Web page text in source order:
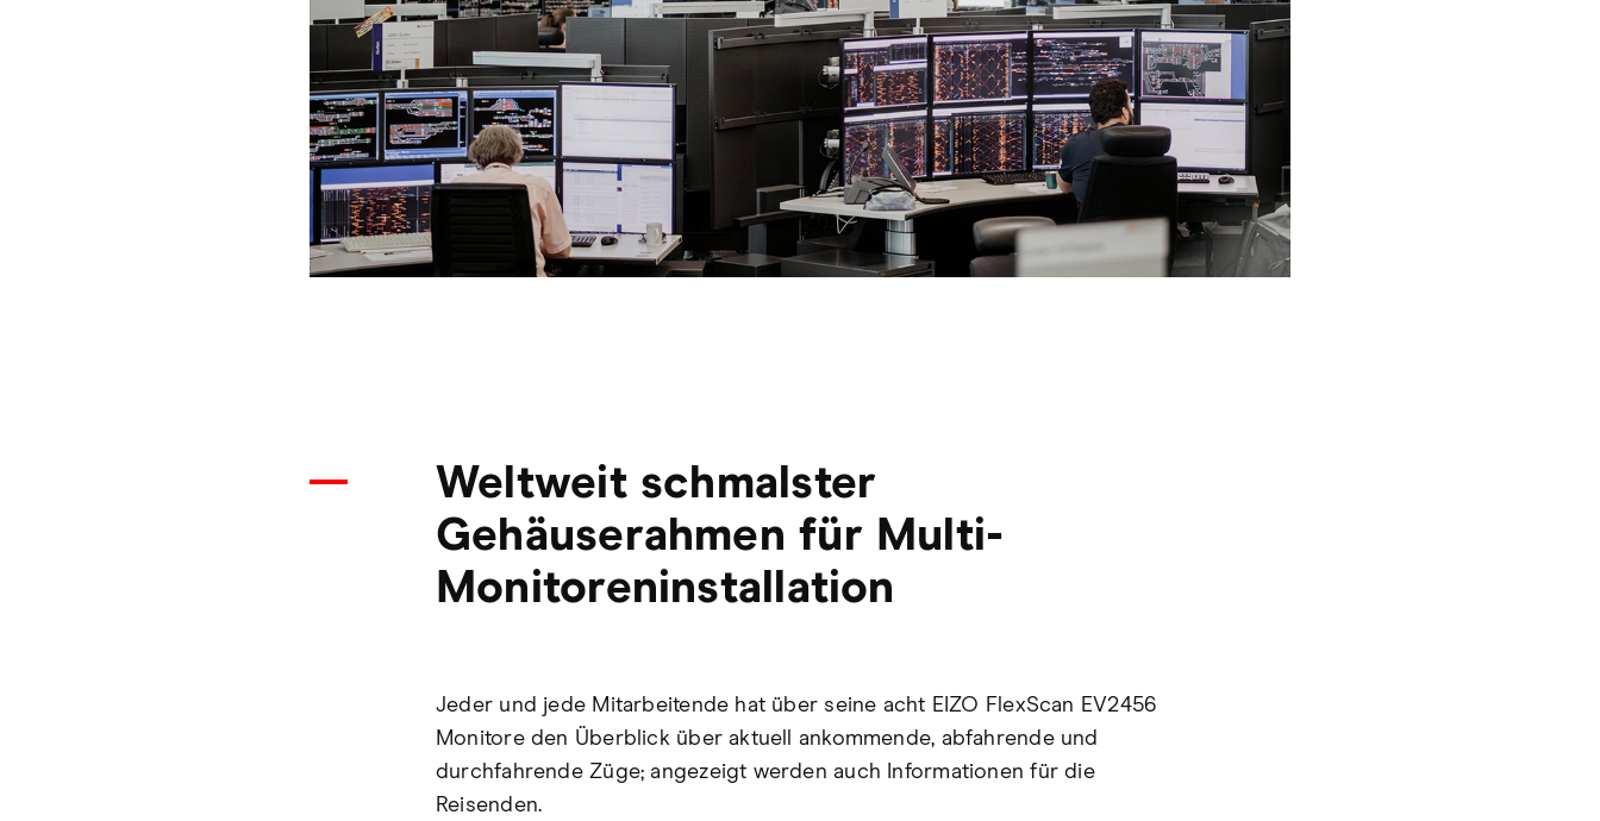
Weltweit schmalster
Gehäuserahmen für Multi-
Monitoreninstallation
Jeder und jede Mitarbeitende hat über seine acht EIZO FlexScan EV2456
Monitore den Überblick über aktuell ankommende, abfahrende und
durchfahrende Züge; angezeigt werden auch Informationen für die
Reisenden.